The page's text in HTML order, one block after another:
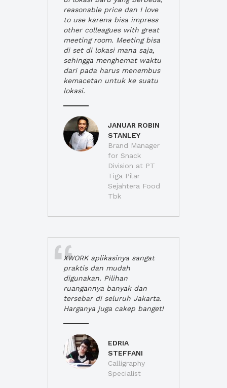
reasonable price dan I love
to use karena bisa impress
other colleagues with great
meeting room. Meeting bisa
di set di lokasi mana saja,
sehingga menghemat waktu
dari pada harus menembus
kemacetan untuk ke suatu
lokasi.
JANUAR ROBIN
STANLEY
Brand Manager
for Snack
Division at PT
Tiga Pilar
Sejahtera Food
Tbk
XWORK aplikasinya sangat
praktis dan mudah
digunakan. Pilihan
ruangannya banyak dan
tersebar di seluruh Jakarta.
Harganya juga cakep banget!
EDRIA
STEFFANI
Calligraphy
Specialist